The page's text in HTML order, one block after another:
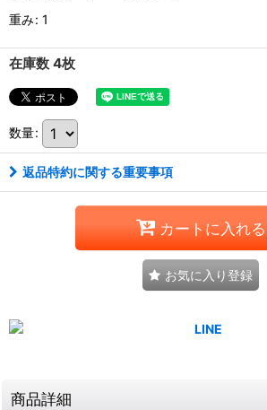
重み: 1
在庫数 4枚
数量:
返品特約に関する重要事項
カートに入れる
お気に入り登録
商品詳細